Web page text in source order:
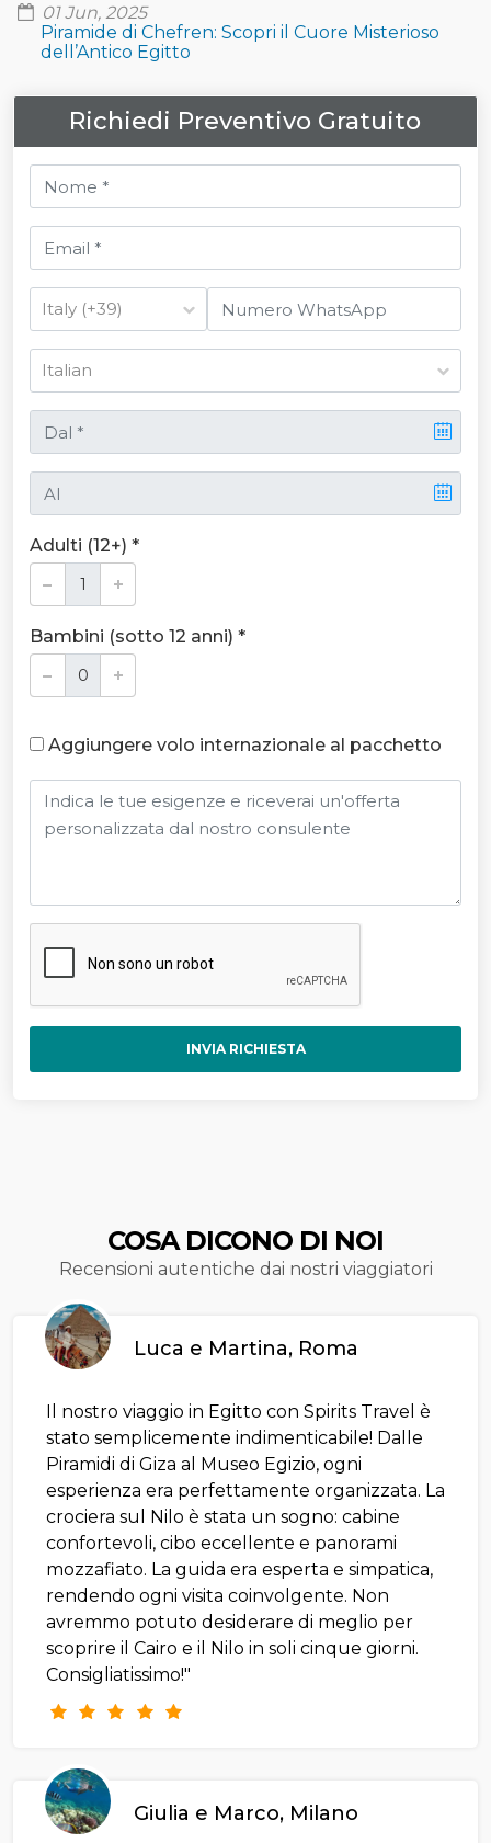
01 Jun, 2025
Piramide di Chefren: Scopri il Cuore Misterioso
dell’Antico Egitto
Richiedi Preventivo Gratuito
Adulti (12+) *
Bambini (sotto 12 anni) *
Aggiungere volo internazionale al pacchetto
INVIA RICHIESTA
COSA DICONO DI NOI
Recensioni autentiche dai nostri viaggiatori
Luca e Martina, Roma
Il nostro viaggio in Egitto con Spirits Travel è
stato semplicemente indimenticabile! Dalle
Piramidi di Giza al Museo Egizio, ogni
esperienza era perfettamente organizzata. La
crociera sul Nilo è stata un sogno: cabine
confortevoli, cibo eccellente e panorami
mozzafiato. La guida era esperta e simpatica,
rendendo ogni visita coinvolgente. Non
avremmo potuto desiderare di meglio per
scoprire il Cairo e il Nilo in soli cinque giorni.
Consigliatissimo!"
Giulia e Marco, Milano